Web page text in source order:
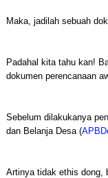
Maka, jadilah sebuah
Padahal kita tahu kan!
dokumen perencanaan
Sebelum dilakukanya
dan Belanja Desa (
Artinya tidak ethis dong,